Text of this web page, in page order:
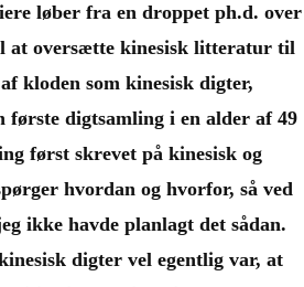
løber fra en droppet ph.d. over
at oversætte kinesisk litteratur til
kloden som kinesisk digter,
første digtsamling i en alder af 49
først skrevet på kinesisk og
hvordan og hvorfor, så ved
ikke havde planlagt det sådan.
digter vel egentlig var, at